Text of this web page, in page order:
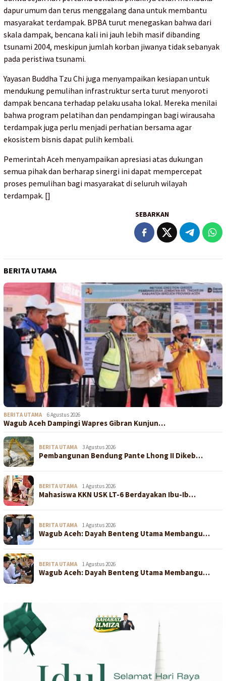
dapur umum dan terus menggalang dana untuk membantu
masyarakat terdampak. BPBA turut menegaskan bahwa dari
skala dampak, bencana kali ini jauh lebih masif dibanding
tsunami 2004, meskipun jumlah korban jiwanya tidak sebanyak
pada peristiwa tsunami.
Yayasan Buddha Tzu Chi juga menyampaikan kesiapan untuk
mendukung pemulihan infrastruktur serta turut menyoroti
dampak bencana terhadap pelaku usaha lokal. Mereka menilai
bahwa program pelatihan dan pendampingan bagi wirausaha
terdampak juga perlu menjadi perhatian bersama agar
ekosistem bisnis dapat pulih kembali.
Pemerintah Aceh menyampaikan apresiasi atas dukungan
semua pihak dan berharap sinergi ini dapat mempercepat
proses pemulihan bagi masyarakat di seluruh wilayah
terdampak. []
SEBARKAN
BERITA UTAMA
BERITA UTAMA 6 Agustus 2026
Wagub Aceh Dampingi Wapres Gibran Kunjun…
BERITA UTAMA 3 Agustus 2026
Pembangunan Bendung Pante Lhong II Dikeb…
BERITA UTAMA 1 Agustus 2026
Mahasiswa KKN USK LT-6 Berdayakan Ibu-Ib…
BERITA UTAMA 1 Agustus 2026
Wagub Aceh: Dayah Benteng Utama Membangu…
BERITA UTAMA 1 Agustus 2026
Wagub Aceh: Dayah Benteng Utama Membangu…